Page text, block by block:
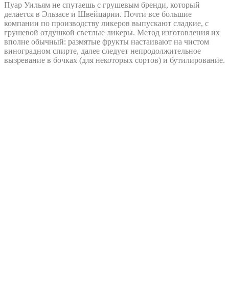
Пуар Уильям не спутаешь с грушевым бренди, который
делается в Эльзасе и Швейцарии. Почти все большие
компании по производству ликеров выпускают сладкие, с
грушевой отдушкой светлые ликеры. Метод изготовления их
вполне обычный: размятые фрукты настаивают на чистом
виноградном спирте, далее следует непродолжительное
вызревание в бочках (для некоторых сортов) и бутилирование.